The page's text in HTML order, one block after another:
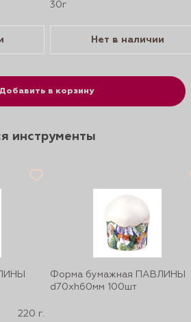
30г
Нет в наличии
Добавить в корзину
инструменты
220 г.
Форма бумажная ПАВЛИНЫ
d70xh60мм 100шт